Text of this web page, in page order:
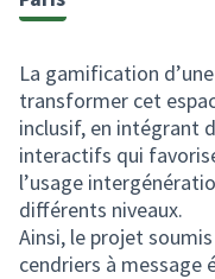
La gamification
transformer cet
inclusif, en intégrant
interactifs qui
l’usage
différents niveaux.
Ainsi, le projet
cendriers à message